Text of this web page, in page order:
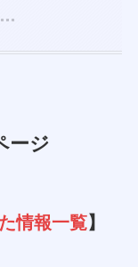
ージ
情報一覧】